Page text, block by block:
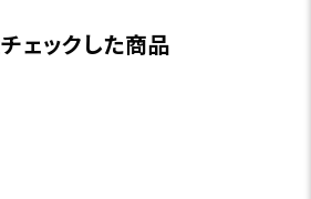
ェックした商品